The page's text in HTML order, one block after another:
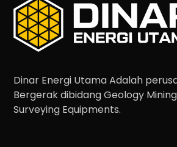
Dinar Energi Utama Adalah
Bergerak dibidang Geology
Surveying Equipments.